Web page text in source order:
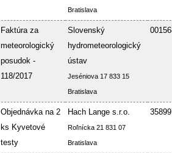
Bratislava
Faktúra za
meteorologický
posudok -
118/2017
Slovenský
hydrometeorologický
ústav
Jeséniova 17 833 15
Bratislava
Objednávka na 2
ks Kyvetové
testy
Hach Lange s.r.o.
Roľnícka 21 831 07
Bratislava